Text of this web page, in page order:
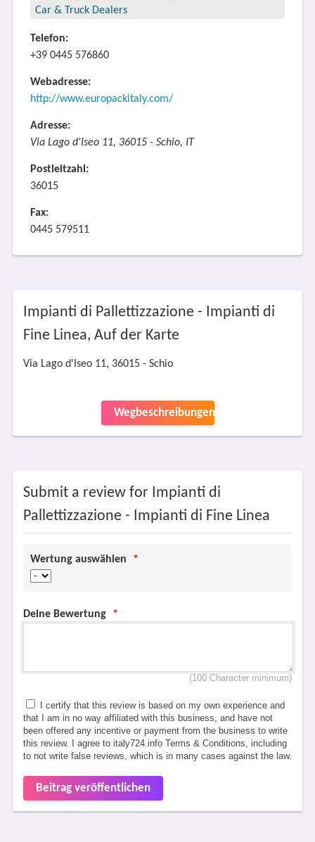
Car & Truck Dealers
Telefon:
+39 0445 576860
Webadresse:
http://www.europackitaly.com/
Adresse:
Via Lago d'Iseo 11, 36015 - Schio, IT
Postleitzahl:
36015
Fax:
0445 579511
Impianti di Pallettizzazione - Impianti di
Fine Linea, Auf der Karte
Via Lago d'Iseo 11, 36015 - Schio
Wegbeschreibungen
Submit a review for Impianti di
Pallettizzazione - Impianti di Fine Linea
Wertung auswählen *
Deine Bewertung *
(100 Character minimum)
I certify that this review is based on my own experience and
that I am in no way affiliated with this business, and have not
been offered any incentive or payment from the business to write
this review. I agree to italy724.info Terms & Conditions, including
to not write false reviews, which is in many cases against the law.
Beitrag veröffentlichen